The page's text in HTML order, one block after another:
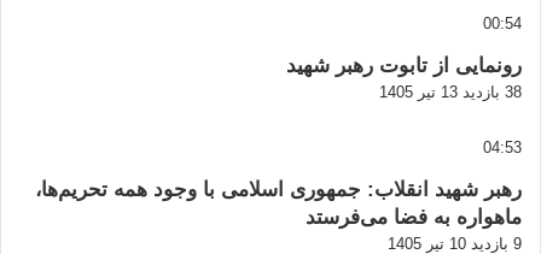
00:54
رونمایی از تابوت رهبر شهید
38 بازدید 13 تیر 1405
04:53
رهبر شهید انقلاب: جمهوری اسلامی با وجود همه تحریم‌ها،
ماهواره به فضا می‌فرستد
9 بازدید 10 تیر 1405